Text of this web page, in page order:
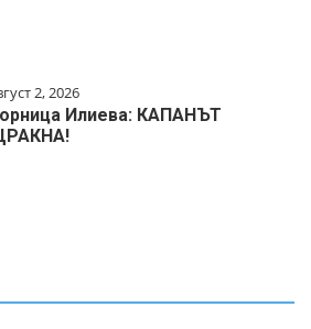
2, 2026
Илиева: КАПАНЪТ